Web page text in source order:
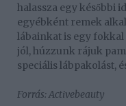
halassza egy későbbi
egyébként remek
lábainkat is egy
jól, húzzunk rájuk
speciális lábpakolást,
Forrás: Activebeauty